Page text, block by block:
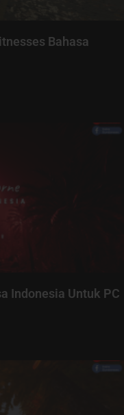
Bahasa
Indonesia Untuk PC